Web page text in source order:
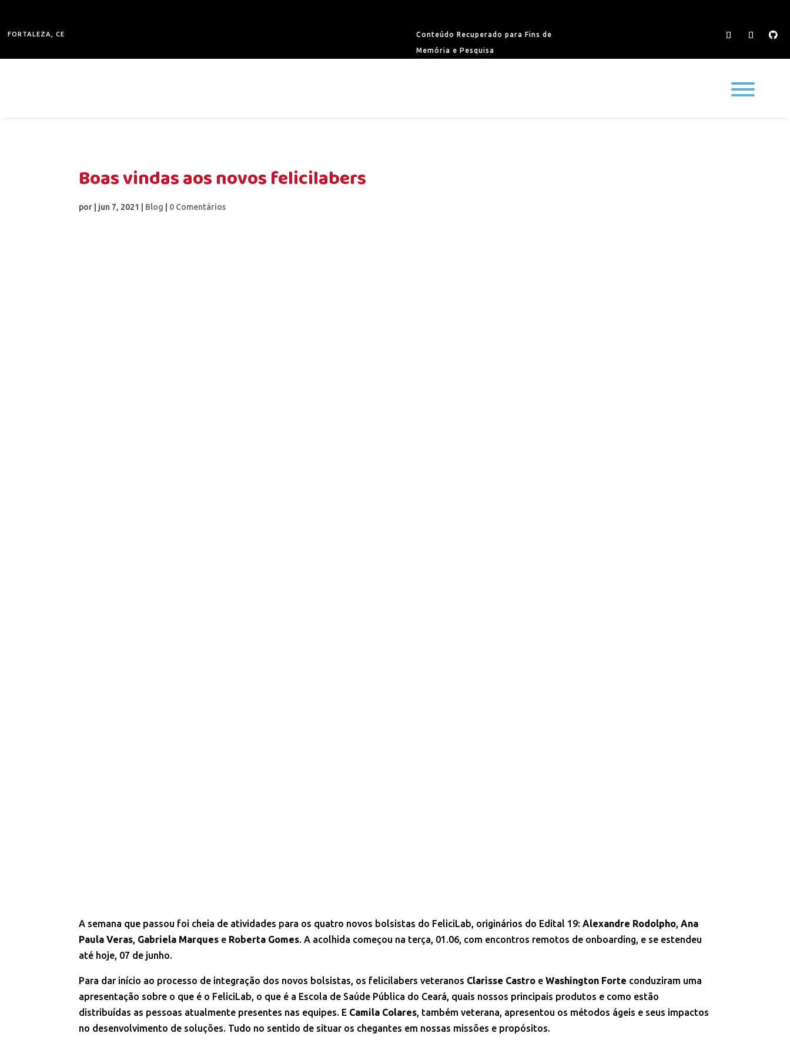
FORTALEZA, CE Conteúdo Recuperado para Fins de
Memória e Pesquisa
Boas vindas aos novos felicilabers
por | jun 7, 2021 | Blog | 0 Comentários
A semana que passou foi cheia de atividades para os quatro novos bolsistas do FeliciLab, originários do Edital 19: Alexandre Rodolpho Ana
Paula Veras Gabriela Marques e Roberta Gomes. A acolhida começou na terça, 01.06, com encontros remotos de onboarding, e se estendeu
até hoje, 07 de junho.
Para dar início ao processo de integração dos novos bolsistas, os felicilabers veteranos Clarisse Castro eWashington Forte conduziram uma
apresentação sobre o que é o FeliciLab, o que é a Escola de Saúde Pública do Ceará, quais nossos principais produtos e como estão
distribuídas as pessoas atualmente presentes nas equipes. E Camila Colares , também veterana, apresentou os métodos ágeis e seus impactos
no desenvolvimento de soluções. Tudo no sentido de situar os chegantes em nossas missões e propósitos.